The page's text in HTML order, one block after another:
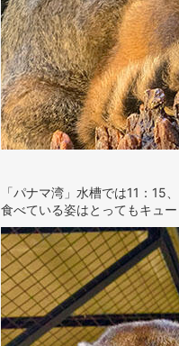
「パナマ湾」水槽では11：15
食べている姿はとってもキュ